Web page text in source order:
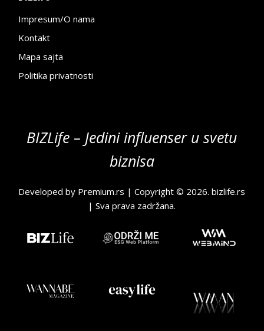
Impresum/O nama
Kontakt
Mapa sajta
Politika privatnosti
BIZLife – Jedini influenser u svetu
biznisa
Developed by Premium.rs | Copyright © 2026.bizlife.rs
| Sva prava zadržana.